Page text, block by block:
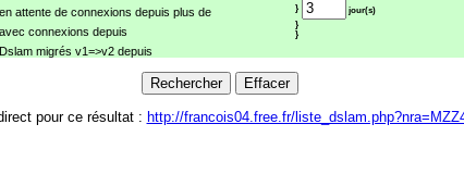
}
jour(s)
}
}
en attente de connexions depuis plus de
avec connexions depuis
Dslam migrés v1=>v2 depuis
pour ce résultat : http://francois04.free.fr/